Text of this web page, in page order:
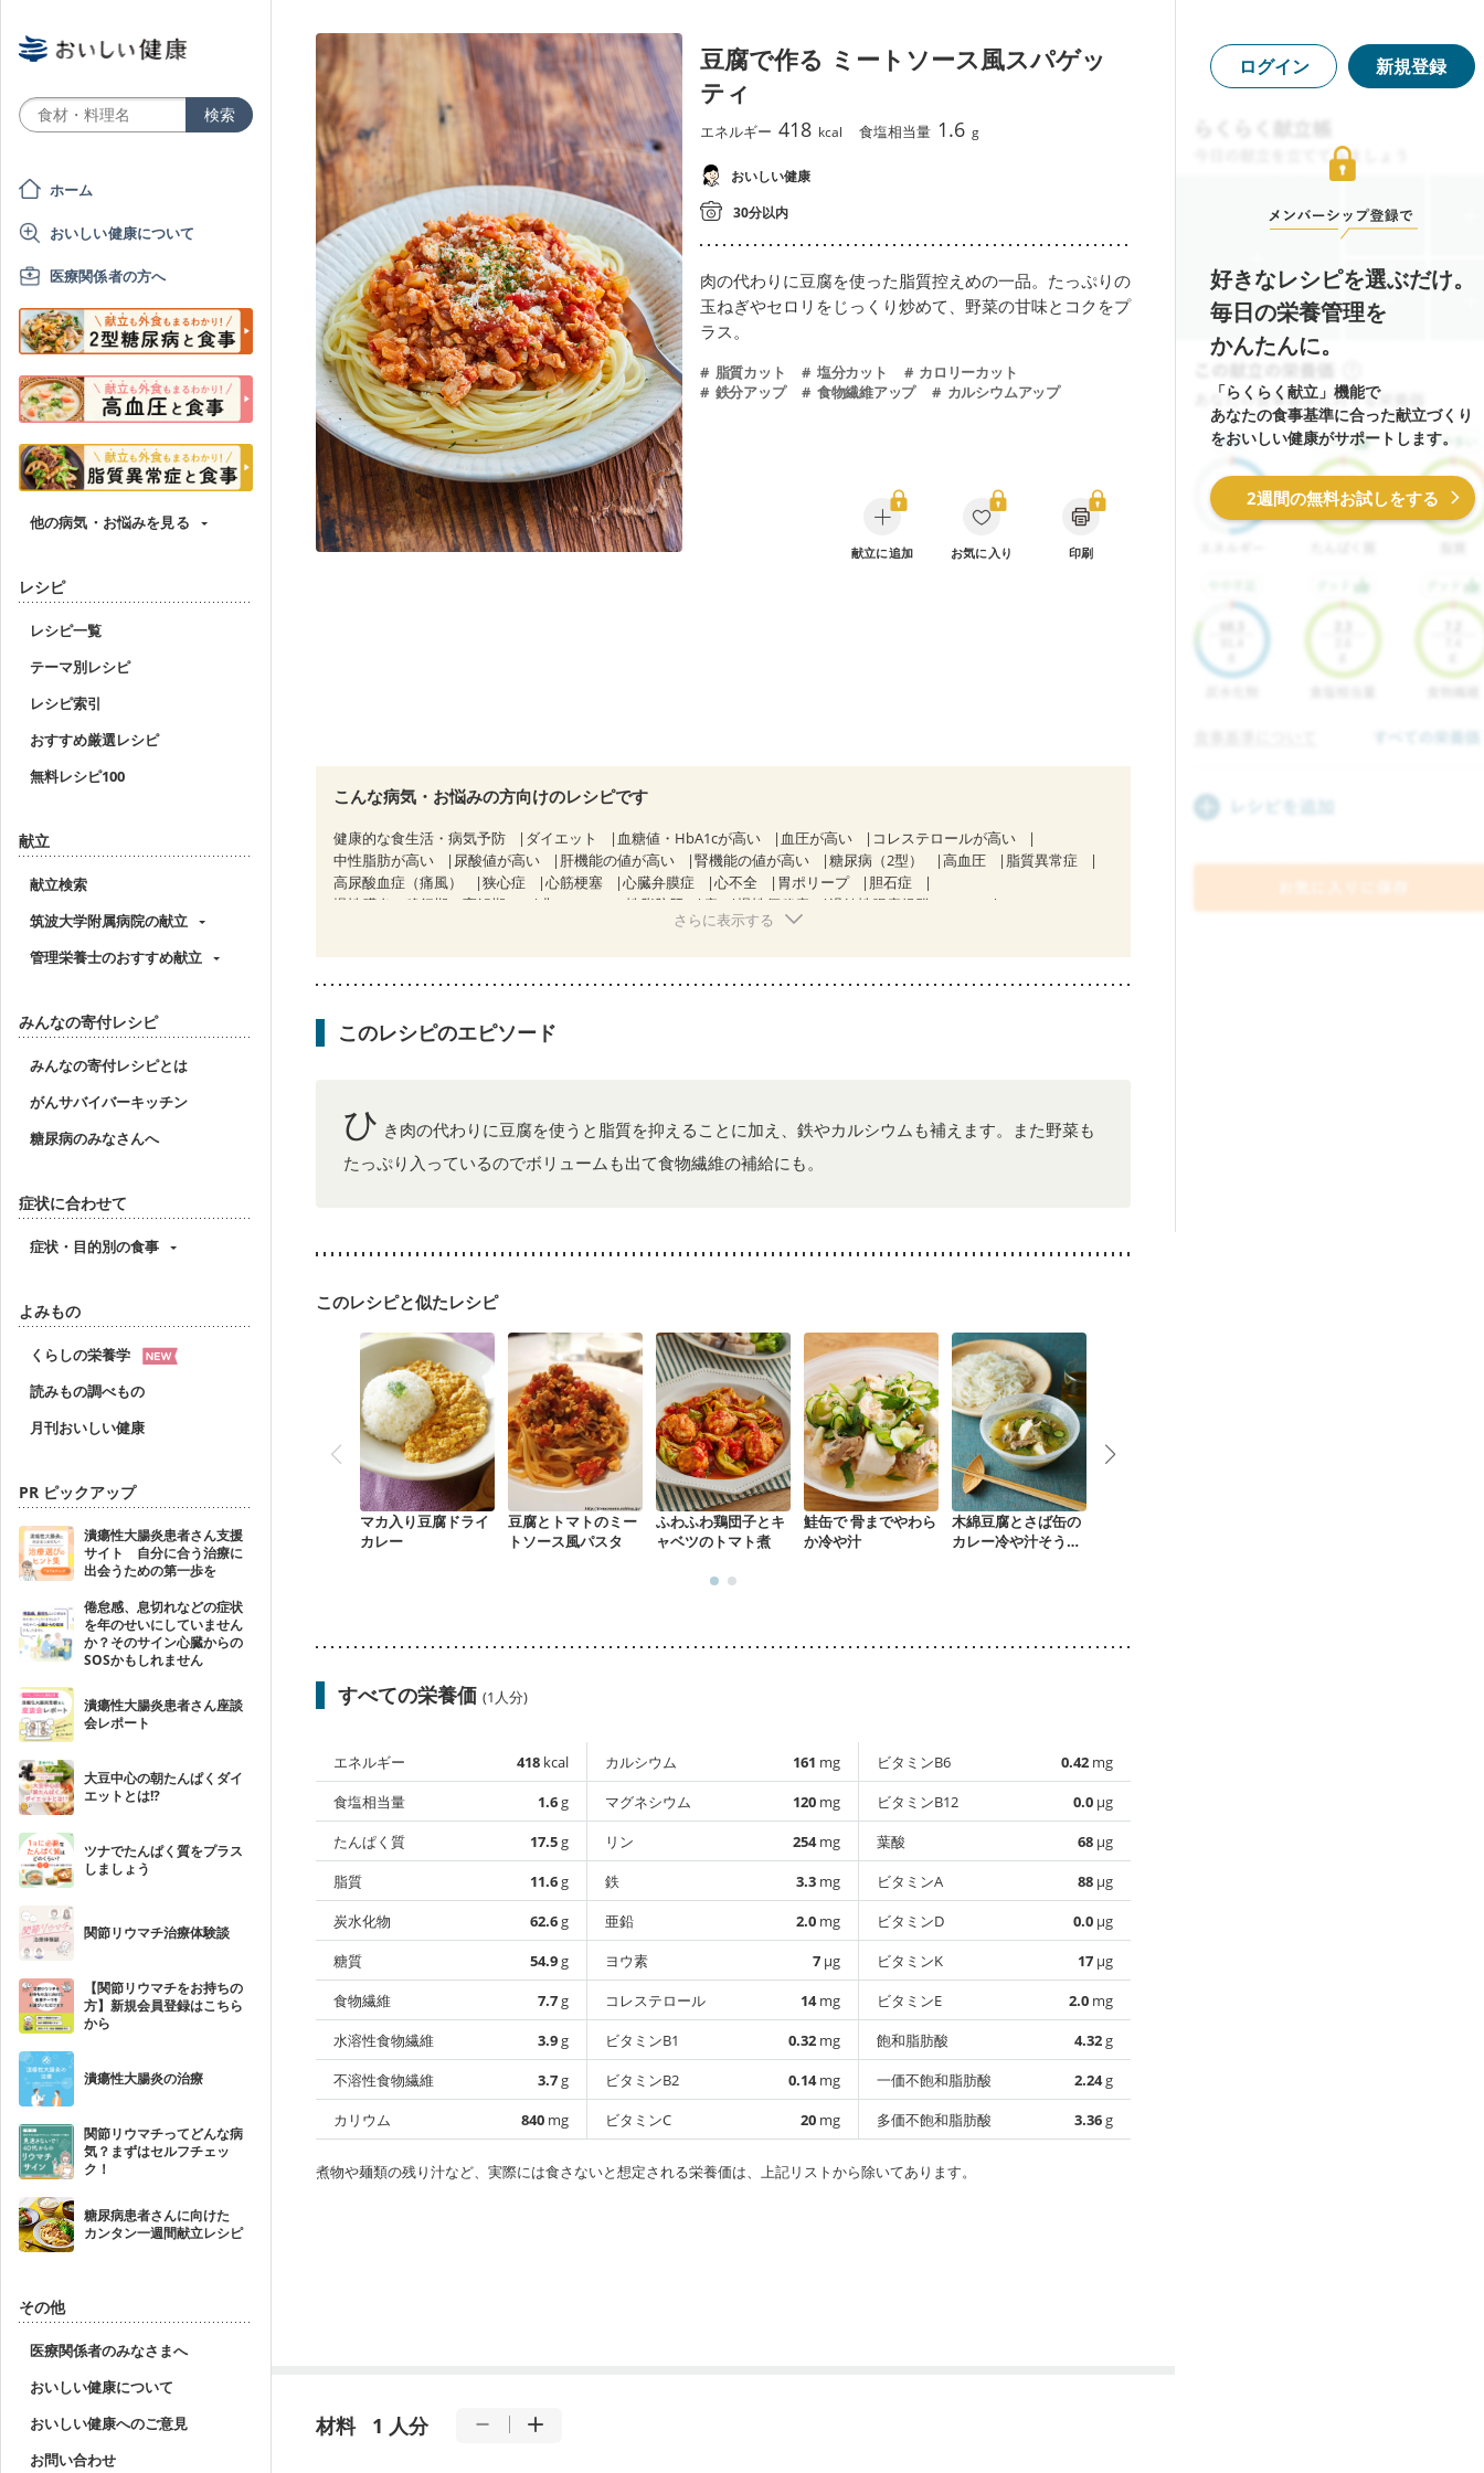
ホーム
おいしい健康について
医療関係者の方へ
他の病気・お悩みを見る
レシピ
レシピ一覧
テーマ別レシピ
レシピ索引
おすすめ厳選レシピ
無料レシピ100
献立
献立検索
筑波大学附属病院の献立
管理栄養士のおすすめ献立
みんなの寄付レシピ
みんなの寄付レシピとは
がんサバイバーキッチン
糖尿病のみなさんへ
症状に合わせて
症状・目的別の食事
よみもの
くらしの栄養学
読みもの調べもの
月刊おいしい健康
PR ピックアップ
潰瘍性大腸炎患者さん支援
サイト 自分に合う治療に
出会うための第一歩を
倦怠感、息切れなどの症状
を年のせいにしていません
か？そのサイン心臓からの
SOSかもしれません
潰瘍性大腸炎患者さん座談
会レポート
大豆中心の朝たんぱくダイ
エットとは!?
ツナでたんぱく質をプラス
しましょう
関節リウマチ治療体験談
【関節リウマチをお持ちの
方】新規会員登録はこちら
から
潰瘍性大腸炎の治療
関節リウマチってどんな病
気？まずはセルフチェッ
ク！
糖尿病患者さんに向けた
カンタン一週間献立レシピ
その他
医療関係者のみなさまへ
おいしい健康について
おいしい健康へのご意見
お問い合わせ
豆腐で作る ミートソース風スパゲッ
ティ
エネルギー 418 kcal 食塩相当量 1.6 g
おいしい健康
30分以内
肉の代わりに豆腐を使った脂質控えめの一品。たっぷりの
玉ねぎやセロリをじっくり炒めて、野菜の甘味とコクをプ
ラス。
脂質カット 塩分カット
カロリーカット
鉄分アップ
食物繊維アップ カルシウムアップ
献立に追加 お気に入り 印刷
こんな病気・お悩みの方向けのレシピです
健康的な食生活・病気予防 ダイエット 血糖値・HbA1cが高い 血圧が高い
コレステロールが高い
中性脂肪が高い
尿酸値が高い 肝機能の値が高い 腎機能の値が高い 糖尿病（2型） 高血圧
脂質異常症
高尿酸血症（痛風）
狭心症 心筋梗塞 心臓弁膜症 心不全 胃ポリープ
胆石症
慢性膵炎（移行期・寛解期）
非アルコール性脂肪肝 痔 慢性便秘症
過敏性腸症候群（IBS）
糖尿病性腎症（第２期）
産後（母乳）
産後（混合栄養） 産後（ミルク） 骨折 骨粗しょう症 関節リウマチ
乾癬
さらに表示する
このレシピのエピソード
ひ き肉の代わりに豆腐を使うと脂質を抑えることに加え、鉄やカルシウムも補えます。また野菜も
たっぷり入っているのでボリュームも出て食物繊維の補給にも。
このレシピと似たレシピ
マカ入り豆腐ドライ
カレー
豆腐とトマトのミー
トソース風パスタ
ふわふわ鶏団子とキ
ャベツのトマト煮
鮭缶で 骨までやわら
か冷や汁
木綿豆腐とさば缶の
カレー冷や汁そうめ
すべての栄養価 (1人分)
エネルギー 418 kcal
食塩相当量
1.6g
たんぱく質
17.5g
脂質
11.6g
炭水化物
62.6g
糖質
54.9g
食物繊維
7.7g
水溶性食物繊維
3.9g
不溶性食物繊維
3.7g
カリウム
840 mg
カルシウム 161 mg
マグネシウム
120 mg
リン
254mg
鉄
3.3 mg
亜鉛
2.0 mg
ヨウ素
7 µg
コレステロール
14mg
ビタミンB1
0.32 mg
ビタミンB2
0.14mg
ビタミンC
20 mg
ビタミンB6 0.42 mg
ビタミンB12
0.0 µg
葉酸
68 µg
ビタミンA
88 µg
ビタミンD
0.0 µg
ビタミンK
17 µg
ビタミンE
2.0 mg
飽和脂肪酸
4.32g
一価不飽和脂肪酸
2.24g
多価不飽和脂肪酸
3.36g
煮物や麺類の残り汁など、実際には食さないと想定される栄養価は、上記リストから除いてあります。
材料 1 人分
ログイン 新規登録
好きなレシピを選ぶだけ。
毎日の栄養管理を
かんたんに。
「らくらく献立」機能で
あなたの食事基準に合った献立づくり
をおいしい健康がサポートします。
2週間の無料お試しをする